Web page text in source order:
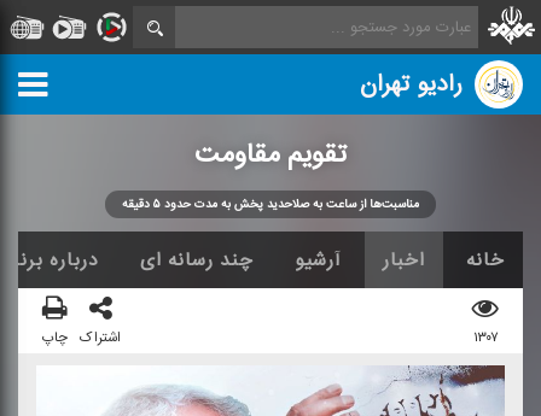
رادیو تهران
تقویم مقاومت
مناسبت‌ها از ساعت به صلاحدید پخش به مدت حدود ۵ دقیقه
خانه اخبار آرشیو چند رسانه ای درباره
۱۳۰۷ اشتراک چاپ